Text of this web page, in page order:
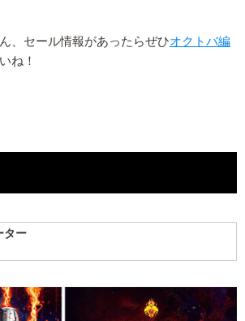
、セール情報があったらぜひオクトバ編
ね！
ター